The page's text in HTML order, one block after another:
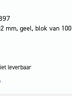
mm, geel, blok van 100
leverbaar